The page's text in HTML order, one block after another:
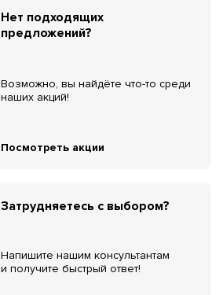
Нет подходящих
предложений?
Возможно, вы найдёте что-то среди
наших акций!
Посмотреть акции
Затрудняетесь с выбором?
Напишите нашим консультантам
и получите быстрый ответ!